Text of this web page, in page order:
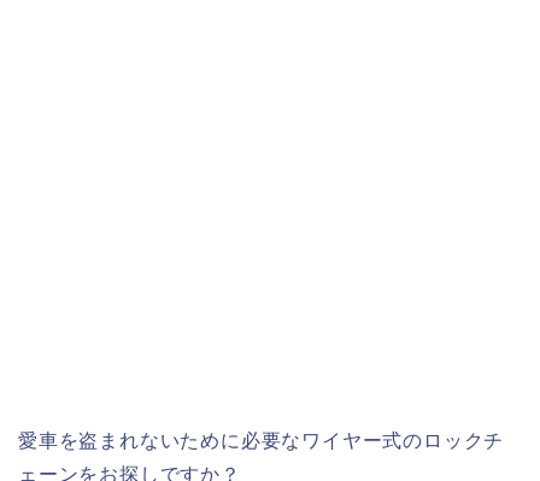
愛車を盗まれないために必要なワイヤー式のロックチ
ェーンをお探しですか？